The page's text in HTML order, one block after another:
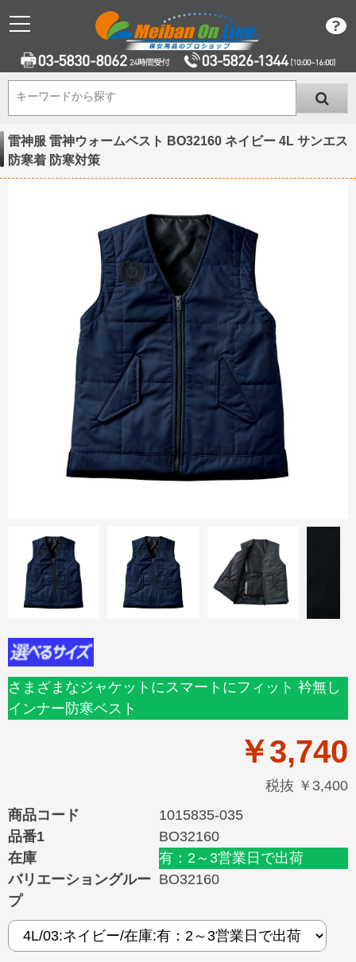
キーワードから探す
キーワードから探す
雷神服 雷神ウォームベスト BO32160 ネイビー 4L サンエス
防寒着 防寒対策
さまざまなジャケットにスマートにフィット 衿無し
インナー防寒ベスト
￥3,740
税抜 ￥3,400
商品コード
1015835-035
品番1
BO32160
在庫
有：2～3営業日で出荷
バリエーショングルー
プ
BO32160